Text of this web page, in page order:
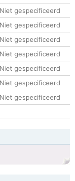
Niet gespecificeerd
Niet gespecificeerd
Niet gespecificeerd
Niet gespecificeerd
Niet gespecificeerd
Niet gespecificeerd
Niet gespecificeerd